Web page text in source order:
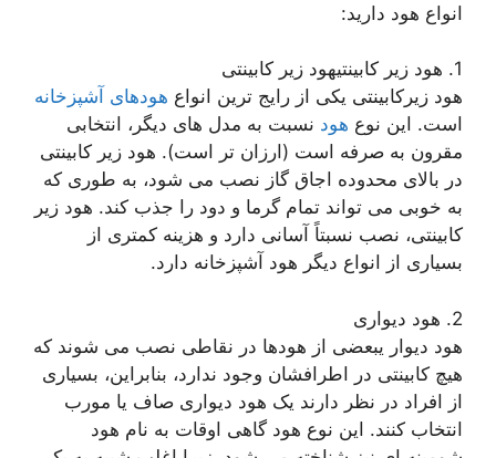
انواع هود دارید:
1. هود زیر کابینتیهود زیر کابینتی
هود زیرکابینتی یکی از رایج ترین انواع هودهای آشپزخانه
است. این نوع هود نسبت به مدل های دیگر، انتخابی
مقرون به صرفه است (ارزان تر است). هود زیر کابینتی
در بالای محدوده اجاق گاز نصب می شود، به طوری که
به خوبی می تواند تمام گرما و دود را جذب کند. هود زیر
کابینتی، نصب نسبتاً آسانی دارد و هزینه کمتری از
بسیاری از انواع دیگر هود آشپزخانه دارد.
2. هود دیواری
هود دیوار یبعضی از هودها در نقاطی نصب می شوند که
هیچ کابینتی در اطرافشان وجود ندارد، بنابراین، بسیاری
از افراد در نظر دارند یک هود دیواری صاف یا مورب
انتخاب کنند. این نوع هود گاهی اوقات به نام هود